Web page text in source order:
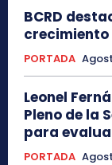
BCRD
crecimiento
PORTADA
Leonel
Pleno de la
para
PORTADA